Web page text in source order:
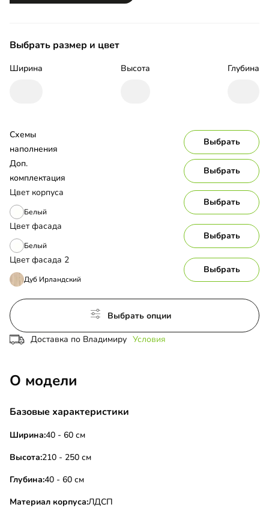
Выбрать размер и цвет
Ширина Высота Глубина
Цвет корпуса
Белый
Выбрать
Цвет фасада
Белый
Выбрать
Цвет фасада 2
Дуб Ирландский
Выбрать
Схемы
наполнения
Выбрать
Доп.
комплектация
Выбрать
Выбрать опции
Доставка по Владимиру Условия
О модели
Базовые характеристики
Ширина:40 - 60 см
Высота:210 - 250 см
Глубина:40 - 60 см
Материал корпуса:ЛДСП